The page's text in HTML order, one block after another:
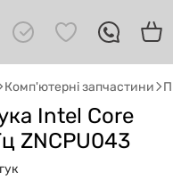
Комп'ютерні запчастини
Intel Core
ZNCPU043